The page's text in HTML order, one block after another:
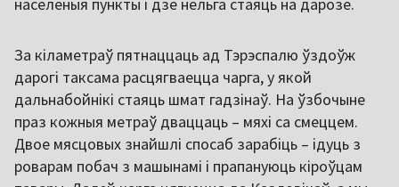
населеныя пункты і дзе нельга стаяць на дарозе.
За кіламетраў пятнаццаць ад Тэрэспалю ўздоўж
дарогі таксама расцягваецца чарга, у якой
дальнабойнікі стаяць шмат гадзінаў. На ўзбочыне
праз кожныя метраў дваццаць – мяхі са смеццем.
Двое мясцовых знайшлі спосаб зарабіць – ідуць з
роварам побач з машынамі і прапануюць кіроўцам